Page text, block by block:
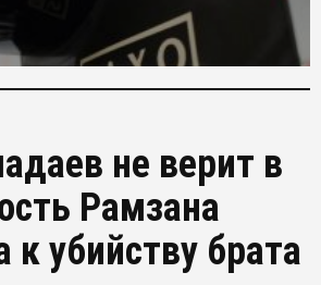
не верит в
Рамзана
убийству брата